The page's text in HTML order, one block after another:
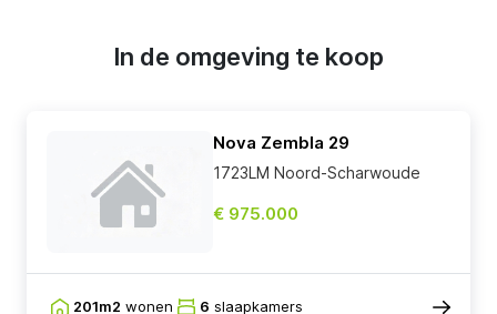
In de omgeving te koop
Nova Zembla 29
1723LM Noord-Scharwoude
€ 975.000
201m2 wonen 6 slaapkamers